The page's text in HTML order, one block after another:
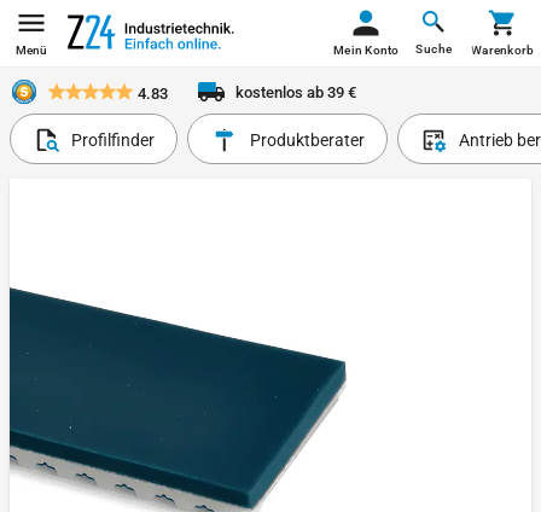
Menü Suche
Mein Konto Warenkorb
4.83 kostenlos ab 39 €
Profilfinder Produktberater Antrieb